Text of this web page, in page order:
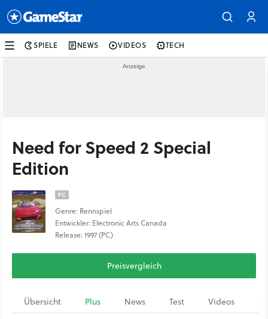
SPIELE NEWS VIDEOS TECH
Need for Speed 2 Special
Edition
PC
Genre: Rennspiel
Entwickler: Electronic Arts Canada
Release: 1997 (PC)
Preisvergleich
Übersicht Plus News Test Videos